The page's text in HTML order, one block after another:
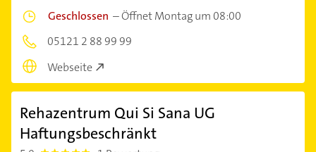
Geschlossen –Öffnet Montag um 08:00
05121 2 88 99 99
Webseite
Rehazentrum Qui Si Sana UG
Haftungsbeschränkt